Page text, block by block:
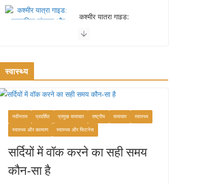
कश्मीर यात्रा गाइड:
स्वादिष्ट भोजन का अनूठा संगम
वजन घटाने के लिए 8 बेहतरीन
वॉकिंग एक्सरसाइज: 1 महीने में
पाएं 3-4 किलो कम वजन
July 31, 2026 1 Comment
रामेश्वरम यात्रा गाइड: पवित्र
स्वास्थ्य
नवीनतम प्रदर्शित प्रमुख समाचार राष्ट्रीय समाचार स्वास्थ्य
स्वास्थ्य और कल्याण स्वास्थ्य और फिटनेस
सर्दियों में वॉक करने का सही समय
कौन-सा है